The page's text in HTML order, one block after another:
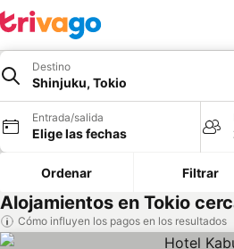
Destino
Shinjuku, Tokio
Entrada/salida
Elige las fechas
Ordenar Filtrar
Alojamientos en Tokio
Cómo influyen los pagos en los resultados